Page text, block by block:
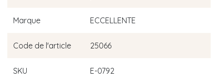
Marque ECCELLENTE
Code de l'article 25066
SKU E-0792